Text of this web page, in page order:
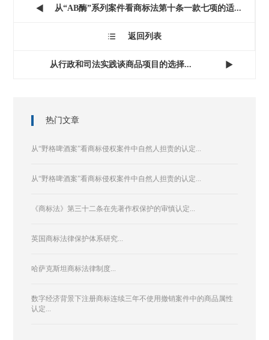
 从“AB酶”系列案件看商标法第十条一款七项的适...
 返回列表
从行政和司法实践谈商品项目的选择... 
热门文章
从“野格啤酒案”看商标侵权案件中自然人担责的认定...
从“野格啤酒案”看商标侵权案件中自然人担责的认定...
《商标法》第三十二条在先著作权保护的审慎认定...
英国商标法律保护体系研究...
哈萨克斯坦商标法律制度...
数字经济背景下注册商标连续三年不使用撤销案件中的商品属性
认定...